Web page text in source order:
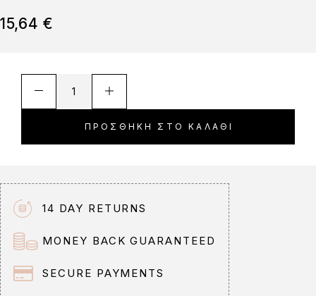
15,64 €
ΠΡΟΣΘΉΚΗ ΣΤΟ ΚΑΛΆΘΙ
a
t
i
v
e
:
14 DAY RETURNS
MONEY BACK GUARANTEED
SECURE PAYMENTS